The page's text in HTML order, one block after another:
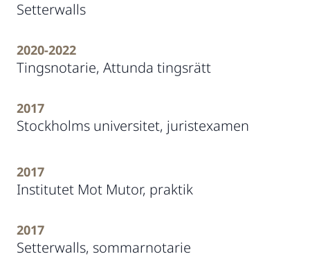
Setterwalls
2020-2022
Tingsnotarie, Attunda tingsrätt
2017
Stockholms universitet, juristexamen
2017
Institutet Mot Mutor, praktik
2017
Setterwalls, sommarnotarie